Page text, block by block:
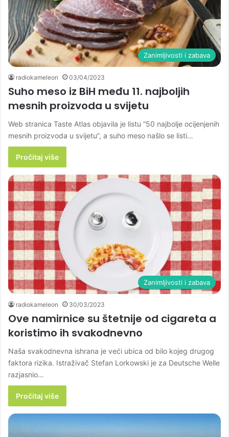
Zanimljivosti i zabava
radiokameleon 03/04/2023
Suho meso iz BiH među 11. najboljih
mesnih proizvoda u svijetu
Web stranica Taste Atlas objavila je listu “50 najbolje ocijenjenih
mesnih proizvoda u svijetu”, a suho meso našlo se listi…
Pročitaj više
Zanimljivosti i zabava
radiokameleon 30/03/2023
Ove namirnice su štetnije od cigareta a
koristimo ih svakodnevno
Naša svakodnevna ishrana je veći ubica od bilo kojeg drugog
faktora rizika. Istraživač Stefan Lorkowski je za Deutsche Welle
razjasnio…
Pročitaj više